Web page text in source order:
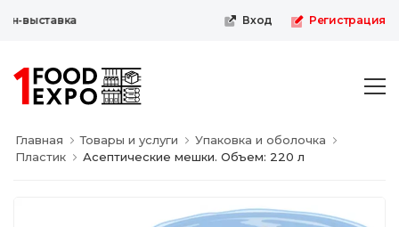
выставка Вход Регистрация
Главная Товары и услуги
Упаковка и оболочка
Пластик
Асептические мешки. Объем: 220 л